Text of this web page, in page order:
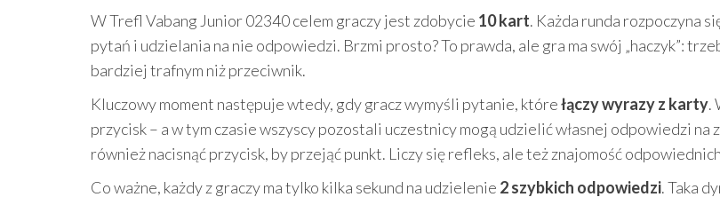
W Trefl Vabang Junior 02340 celem graczy jest zdobycie 10 kart. Każda runda rozpoczyna
pytań i udzielania na nie odpowiedzi. Brzmi prosto? To prawda, ale gra ma swój „haczyk”:
bardziej trafnym niż przeciwnik.
Kluczowy moment następuje wtedy, gdy gracz wymyśli pytanie, którełączy wyrazy z karty.
przycisk – a w tym czasie wszyscy pozostali uczestnicy mogą udzielić własnej odpowiedzi na
również nacisnąć przycisk, by przejąć punkt. Liczy się refleks, ale też znajomość
Co ważne, każdy z graczy ma tylko kilka sekund na udzielenie 2 szybkich odpowiedzi. Taka